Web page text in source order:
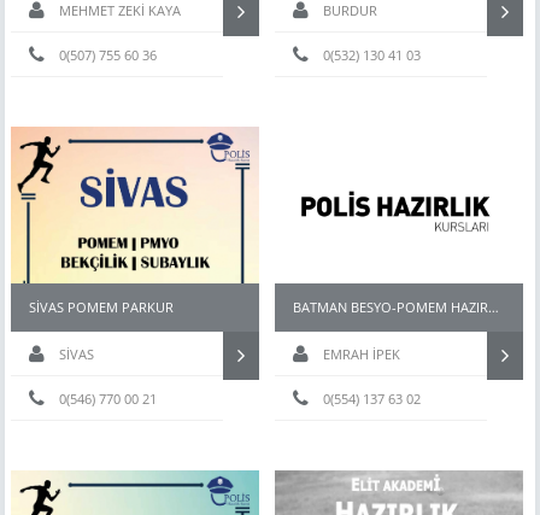
MEHMET ZEKİ KAYA
0(507) 755 60 36
BURDUR
0(532) 130 41 03
SİVAS POMEM PARKUR
SİVAS
0(546) 770 00 21
BATMAN BESYO-POMEM HAZIRLIK KURSU
EMRAH İPEK
0(554) 137 63 02